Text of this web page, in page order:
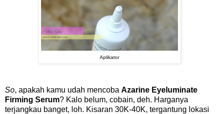
Aplikator
So, apakah kamu udah mencoba Azarine Eyeluminate
Firming Serum? Kalo belum, cobain, deh. Harganya
terjangkau banget, loh. Kisaran 30K-40K, tergantung lokasi